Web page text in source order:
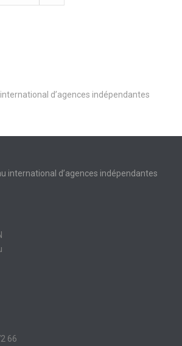
d’agences indépendantes
international d’agences indépendantes
66